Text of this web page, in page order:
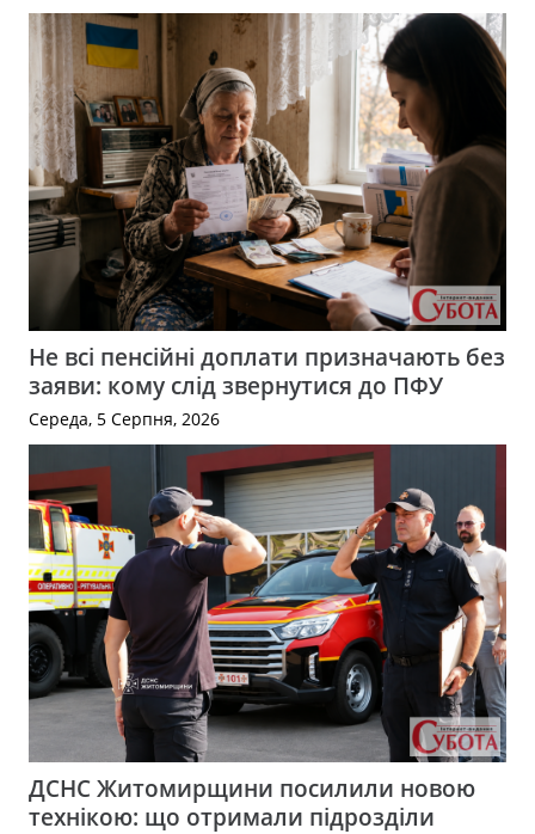
Не всі пенсійні доплати призначають без
заяви: кому слід звернутися до ПФУ
Середа, 5 Серпня, 2026
ДСНС Житомирщини посилили новою
технікою: що отримали підрозділи